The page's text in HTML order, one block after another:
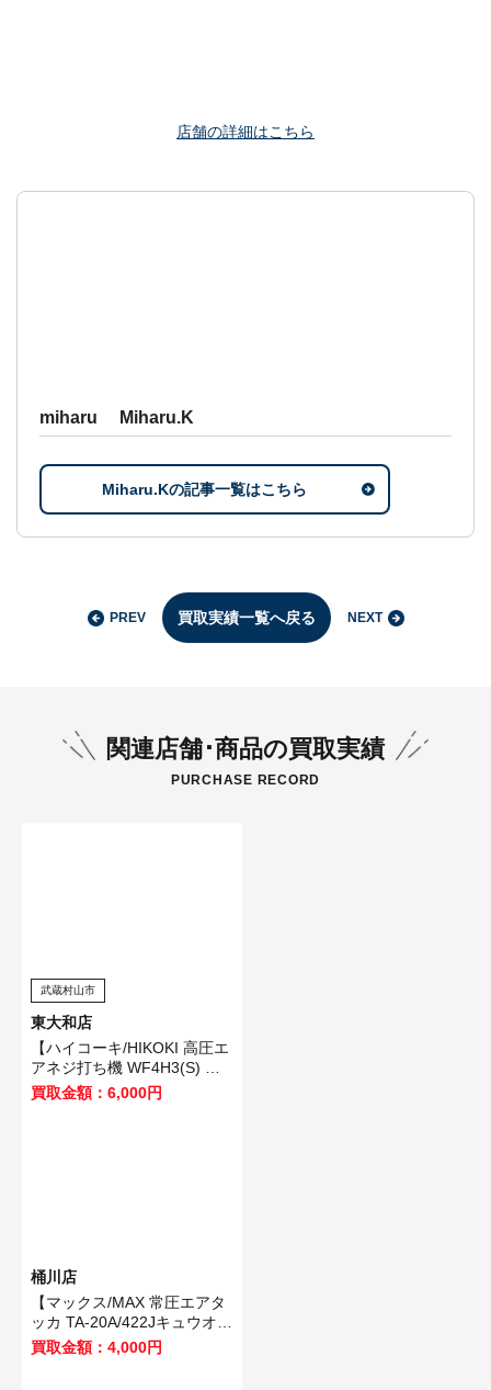
店舗の詳細はこちら
miharu Miharu.K
Miharu.Kの記事一覧はこちら
PREV 買取実績一覧へ戻る NEXT
関連店舗･商品の買取実績
PURCHASE RECORD
武蔵村山市
東大和店
【ハイコーキ/HIKOKI 高圧エ
アネジ打ち機 WF4H3(S) 】
武蔵村山市のお客様から買取
させていただきました！
買取金額：6,000円
桶川店
【マックス/MAX 常圧エアタ
ッカ TA-20A/422Jキュウオ
ン】加須市のお客様から買取
いたしました！
買取金額：4,000円